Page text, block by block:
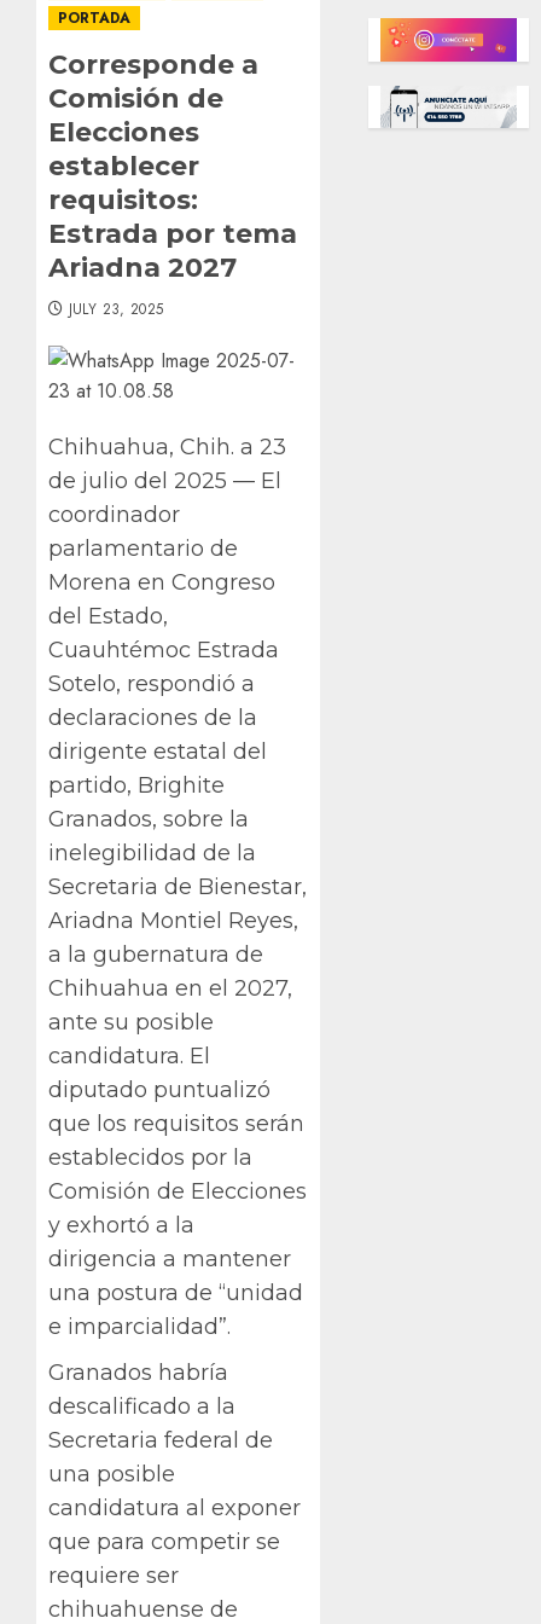
PORTADA
Corresponde a
Comisión de
Elecciones
establecer
requisitos:
Estrada por tema
Ariadna 2027
JULY 23, 2025
Chihuahua, Chih. a 23
de julio del 2025 — El
coordinador
parlamentario de
Morena en Congreso
del Estado,
Cuauhtémoc Estrada
Sotelo, respondió a
declaraciones de la
dirigente estatal del
partido, Brighite
Granados, sobre la
inelegibilidad de la
Secretaria de Bienestar,
Ariadna Montiel Reyes,
a la gubernatura de
Chihuahua en el 2027,
ante su posible
candidatura. El
diputado puntualizó
que los requisitos serán
establecidos por la
Comisión de Elecciones
y exhortó a la
dirigencia a mantener
una postura de “unidad
e imparcialidad”.
Granados habría
descalificado a la
Secretaria federal de
una posible
candidatura al exponer
que para competir se
requiere ser
chihuahuense de